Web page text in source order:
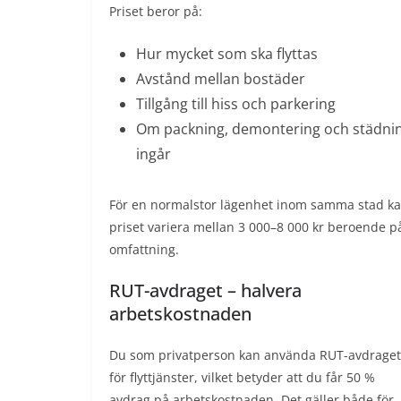
Priset beror på:
Hur mycket som ska flyttas
Avstånd mellan bostäder
Tillgång till hiss och parkering
Om packning, demontering och
ingår
För en normalstor lägenhet inom samma stad
priset variera mellan 3 000–8 000 kr beroende
omfattning.
RUT-avdraget – halvera
arbetskostnaden
Du som privatperson kan använda RUT-avdraget
för flyttjänster, vilket betyder att du får 50 %